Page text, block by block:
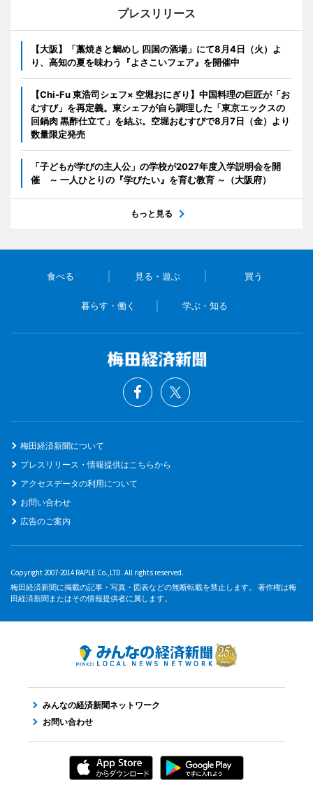
プレスリリース
【大阪】「藁焼きと鯛めし 四国の酒場」にて8月4日（火）よ
り、高知の夏を味わう『よさこいフェア』を開催中
【Chi-Fu 東浩司シェフ× 空堀おにぎり】中国料理の巨匠が「お
むすび」を再定義。東シェフが自ら調理した「東京エックスの
回鍋肉 黒酢仕立て」を結ぶ。空堀おむすびで8月7日（金）より
数量限定発売
「子どもが学びの主人公」の学校が2027年度入学説明会を開
催 ～ 一人ひとりの『学びたい』を育む教育 ～（大阪府）
もっと見る
食べる 見る・遊ぶ 買う
暮らす・働く 学ぶ・知る
梅田経済新聞について
プレスリリース・情報提供はこちらから
アクセスデータの利用について
お問い合わせ
広告のご案内
Copyright 2007-2014 RAPLE Co.,LTD. All rights reserved.
梅田経済新聞に掲載の記事・写真・図表などの無断転載を禁止します。 著作権は梅
田経済新聞またはその情報提供者に属します。
みんなの経済新聞ネットワーク
お問い合わせ